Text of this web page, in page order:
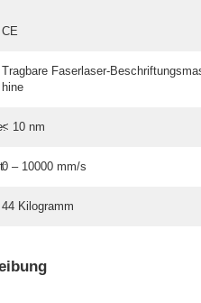
CE
Tragbare Faserlaser-
hine
< 10 nm
0 – 10000 mm/s
44 Kilogramm